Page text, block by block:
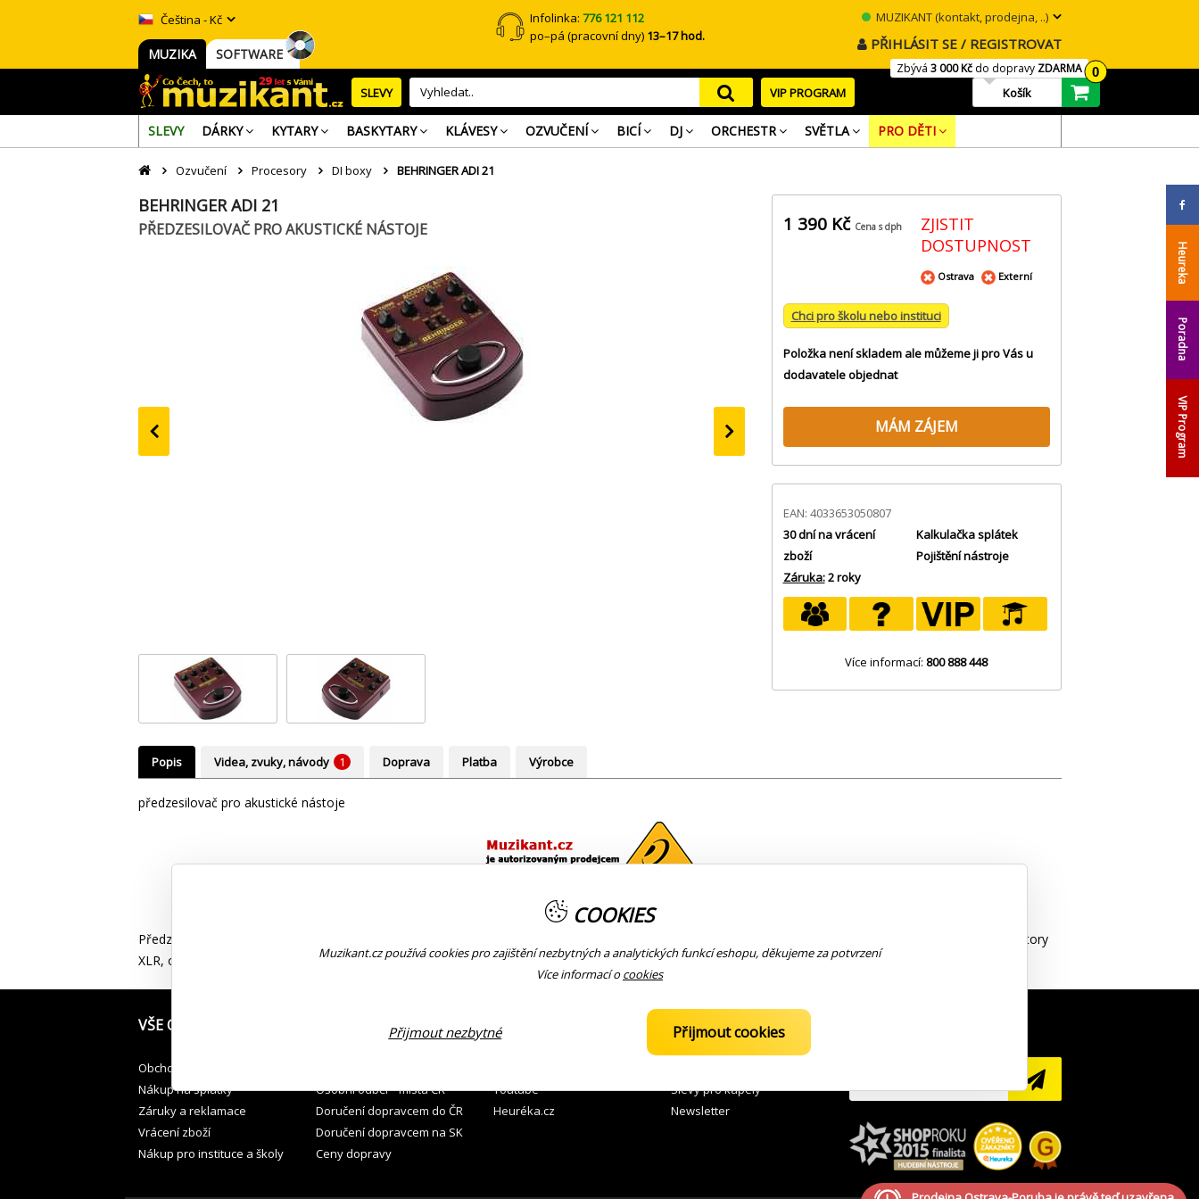
Infolinka:776 121 112
po–pá (pracovní dny) 13–17 hod.
Čeština - Kč MUZIKANT (kontakt, prodejna, ..)
MUZIKA SOFTWARE
PŘIHLÁSIT SE / REGISTROVAT
SLEVY VIP PROGRAM
Zbývá 3 000 Kčdo dopravy ZDARMA 0
Košík
SLEVY DÁRKY KYTARY BASKYTARY KLÁVESY OZVUČENÍ BICÍ DJ ORCHESTR SVĚTLA PRO DĚTI
Heureka
Poradna
VIP Program
Ozvučení Procesory DI boxy BEHRINGER ADI 21
BEHRINGER ADI 21
PŘEDZESILOVAČ PRO AKUSTICKÉ NÁSTOJE 1 390 Kč Cena s dph
ZJISTIT
DOSTUPNOST
Ostrava Externí
Chci pro školu nebo instituci
Položka není skladem ale můžeme ji pro Vás u
dodavatele objednat
MÁM ZÁJEM
EAN: 4033653050807
30 dní na vrácení
zboží
Záruka:2 roky
Kalkulačka splátek
Pojištění nástroje
Více informací: 800 888 448
Popis Videa, zvuky, návody 1 Doprava Platba Výrobce
předzesilovač pro akustické nástoje
Předzesilovač pro akustické nástoje, DI box, 3-pásmové korekce s přepínatelnými středy, výstup pro záznam, simulace elektronky, sym. pozlacené konektory
XLR, odzemňovací přepínač, napájení 9V baterie nebo DC adapter (není součástí)
VŠE O NÁKUPU
Obchodní podmínky
Nákup na splátky
Záruky a reklamace
Vrácení zboží
Nákup pro instituce a školy
JAK PŘEVZÍT ZBOŽÍ
Osobní odběr - místa ČR
Doručení dopravcem do ČR
Doručení dopravcem na SK
Ceny dopravy
KOMUNITA
Youtube
Heuréka.cz
KONTAKTY
Slevy pro kapely
Newsletter
COOKIES
Muzikant.cz používá cookies pro zajištění nezbytných a analytických funkcí eshopu, děkujeme za potvrzení
Více informací ocookies
Přijmout cookies
Přijmout nezbytné